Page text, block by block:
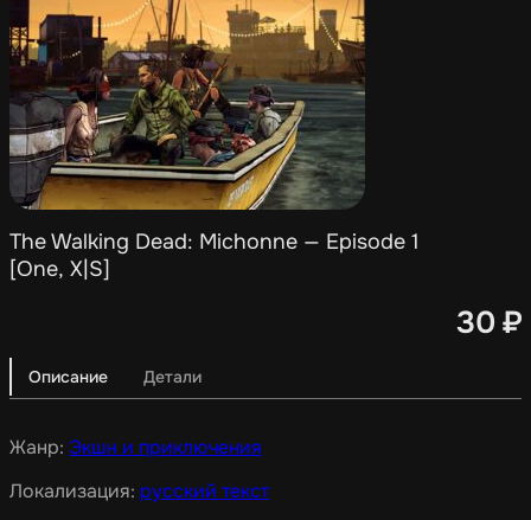
The Walking Dead: Michonne — Episode 1
[One, X|S]
30 ₽
Описание Детали
Жанр: Экшн и приключения
Локализация: русский текст